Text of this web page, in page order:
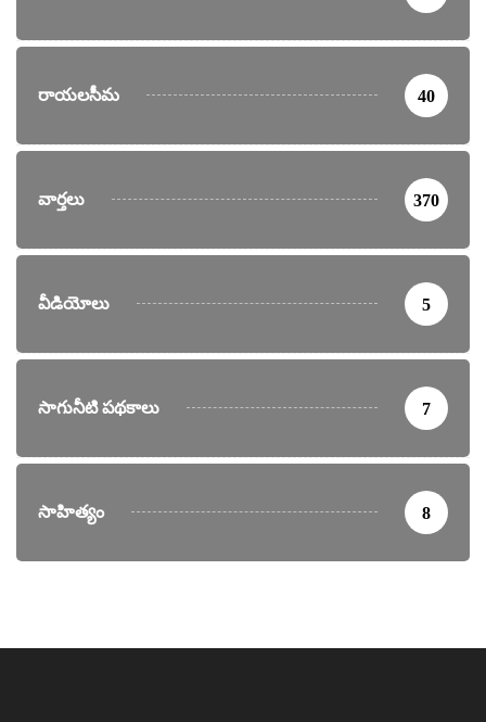
రాయలసీమ 40
వార్తలు 370
వీడియోలు 5
సాగునీటి పథకాలు 7
సాహిత్యం 8